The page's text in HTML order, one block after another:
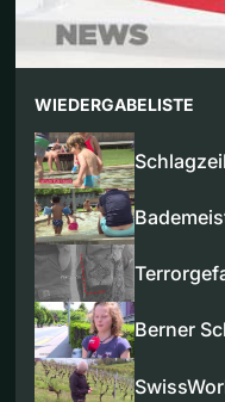
WIEDERGABELISTE
Berner